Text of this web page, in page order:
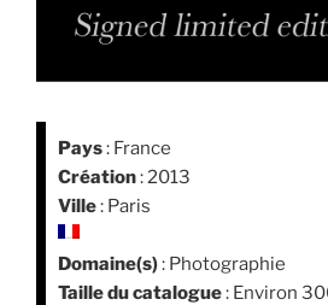
Pays: France
Création: 2013
Ville: Paris
Domaine(s): Photographie
Taille du catalogue: Environ